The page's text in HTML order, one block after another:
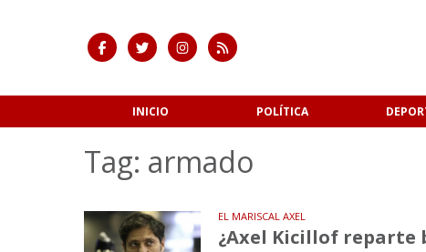
INICIO POLÍTICA
Tag: armado
EL MARISCAL AXEL
¿Axel Kicillof reparte